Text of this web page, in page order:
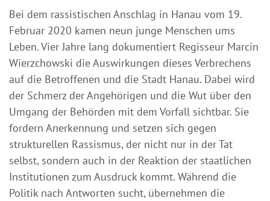
Bei dem rassistischen Anschlag in Hanau vom 19.
Februar 2020 kamen neun junge Menschen ums
Leben. Vier Jahre lang dokumentiert Regisseur Marcin
Wierzchowski die Auswirkungen dieses Verbrechens
auf die Betroffenen und die Stadt Hanau. Dabei wird
der Schmerz der Angehörigen und die Wut über den
Umgang der Behörden mit dem Vorfall sichtbar. Sie
fordern Anerkennung und setzen sich gegen
strukturellen Rassismus, der nicht nur in der Tat
selbst, sondern auch in der Reaktion der staatlichen
Institutionen zum Ausdruck kommt. Während die
Politik nach Antworten sucht, übernehmen die